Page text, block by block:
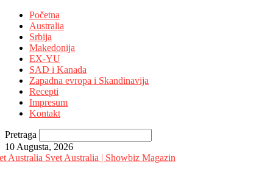
Početna
Australia
Srbija
Makedonija
EX-YU
SAD i Kanada
Zapadna evropa i Skandinavija
Recepti
Impresum
Kontakt
Pretraga
10 Augusta, 2026
Svet Australia | Showbiz Magazin